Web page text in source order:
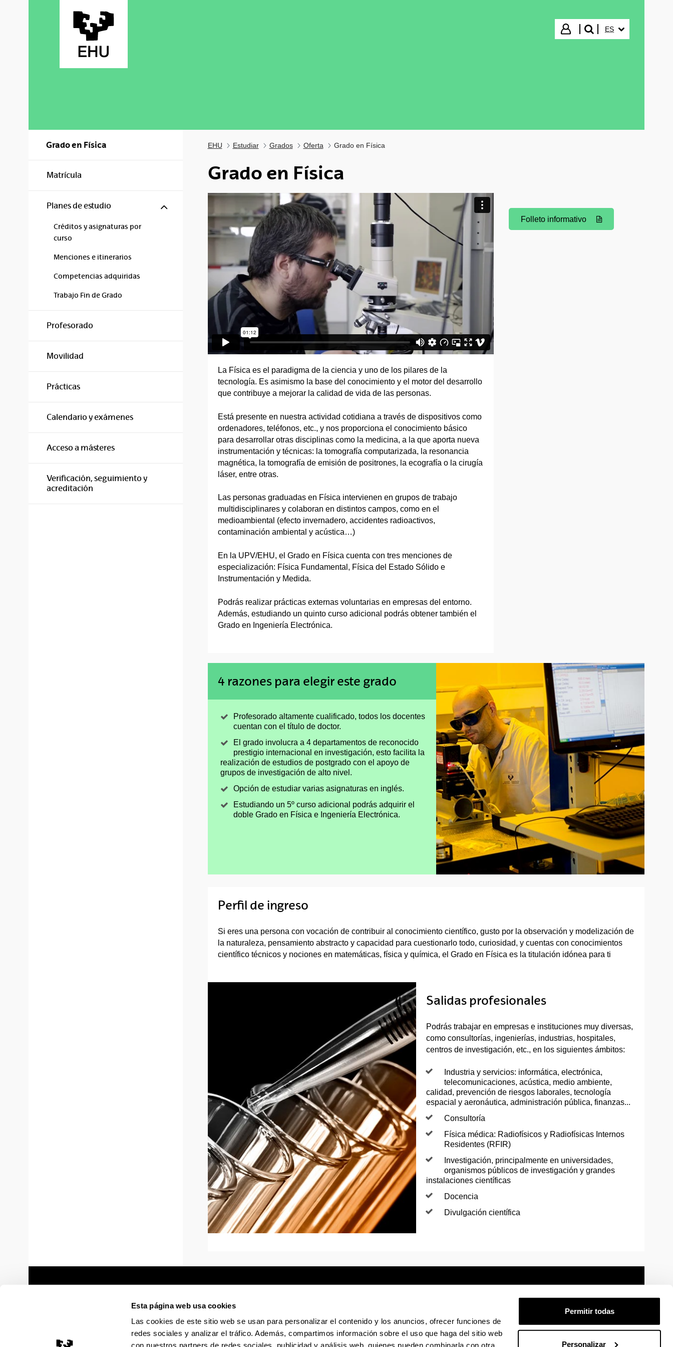
Esta página web usa cookies
Las cookies de este sitio web se usan para personalizar el contenido y los anuncios, ofrecer funciones de
redes sociales y analizar el tráfico. Además, compartimos información sobre el uso que haga del sitio web
con nuestros partners de redes sociales, publicidad y análisis web, quienes pueden combinarla con otra
Permitir todas
Personalizar
Iniciar sesión
buscar"
ES
Grado en Física
Matrícula
Planes de estudio Mostrar/ocultar subpáginas
Créditos y asignaturas por
curso
Menciones e itinerarios
Competencias adquiridas
Trabajo Fin de Grado
Profesorado
Movilidad
Prácticas
Calendario y exámenes
Acceso a másteres
Verificación, seguimiento y
acreditación
EHU Estudiar Grados Oferta Grado en Física
Grado en Física
La Física es el paradigma de la ciencia y uno de los pilares de la
tecnología. Es asimismo la base del conocimiento y el motor del desarrollo
que contribuye a mejorar la calidad de vida de las personas.
Está presente en nuestra actividad cotidiana a través de dispositivos como
ordenadores, teléfonos, etc., y nos proporciona el conocimiento básico
para desarrollar otras disciplinas como la medicina, a la que aporta nueva
instrumentación y técnicas: la tomografía computarizada, la resonancia
magnética, la tomografía de emisión de positrones, la ecografía o la cirugía
láser, entre otras.
Las personas graduadas en Física intervienen en grupos de trabajo
multidisciplinares y colaboran en distintos campos, como en el
medioambiental (efecto invernadero, accidentes radioactivos,
contaminación ambiental y acústica…)
En la UPV/EHU, el Grado en Física cuenta con tres menciones de
especialización: Física Fundamental, Física del Estado Sólido e
Instrumentación y Medida.
Podrás realizar prácticas externas voluntarias en empresas del entorno.
Además, estudiando un quinto curso adicional podrás obtener también el
Grado en Ingeniería Electrónica.
(Abre una nueva ventana)
Folleto informativo
4 razones para elegir este grado
Profesorado altamente cualificado, todos los docentes
cuentan con el título de doctor.
El grado involucra a 4 departamentos de reconocido
prestigio internacional en investigación, esto facilita la
realización de estudios de postgrado con el apoyo de
grupos de investigación de alto nivel.
Opción de estudiar varias asignaturas en inglés.
Estudiando un 5º curso adicional podrás adquirir el
doble Grado en Física e Ingeniería Electrónica.
Perfil de ingreso
Si eres una persona con vocación de contribuir al conocimiento científico, gusto por la observación y modelización de
la naturaleza, pensamiento abstracto y capacidad para cuestionarlo todo, curiosidad, y cuentas con conocimientos
científico técnicos y nociones en matemáticas, física y química, el Grado en Física es la titulación idónea para ti
Salidas profesionales
Podrás trabajar en empresas e instituciones muy diversas,
como consultorías, ingenierías, industrias, hospitales,
centros de investigación, etc., en los siguientes ámbitos:
Industria y servicios: informática, electrónica,
telecomunicaciones, acústica, medio ambiente,
calidad, prevención de riesgos laborales, tecnología
espacial y aeronáutica, administración pública, finanzas...
Consultoría
Física médica: Radiofísicos y Radiofísicas Internos
Residentes (RFIR)
Investigación, principalmente en universidades,
organismos públicos de investigación y grandes
instalaciones científicas
Docencia
Divulgación científica
Sede electrónica Accesibilidad Información legal Mapa Ayuda Contacto